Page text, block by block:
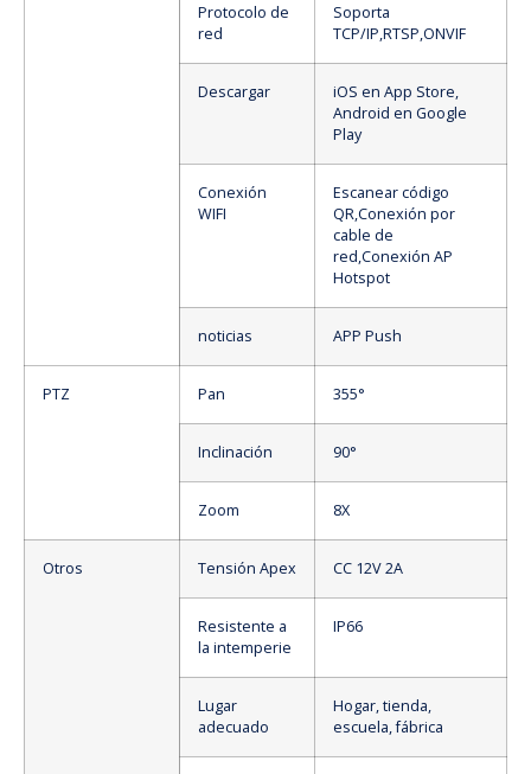
Protocolo de
red
Soporta
TCP/IP,RTSP,ONVIF
Descargar
iOS en App Store,
Android en Google
Play
Conexión
WIFI
Escanear código
QR,Conexión por
cable de
red,Conexión AP
Hotspot
noticias APP Push
PTZ Pan 355°
Inclinación 90°
Zoom 8X
Otros Tensión Apex CC 12V 2A
Resistente a
la intemperie
IP66
Lugar
adecuado
Hogar, tienda,
escuela, fábrica